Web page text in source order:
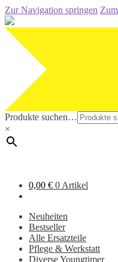
Zur Navigation springen
Produkte suchen…
×
0,00 € 0 Artikel
Neuheiten
Bestseller
Alle Ersatzteile
Pflege & Werkstatt
Diverse Youngtimer